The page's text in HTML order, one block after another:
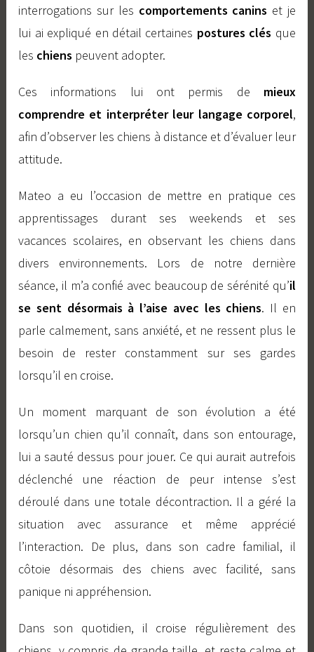
interrogations sur les comportements canins et je
lui ai expliqué en détail certaines postures clés que
les chiens peuvent adopter.
Ces informations lui ont permis de mieux
comprendre et interpréter leur langage corporel,
afin d’observer les chiens à distance et d’évaluer leur
attitude.
Mateo a eu l’occasion de mettre en pratique ces
apprentissages durant ses weekends et ses
vacances scolaires, en observant les chiens dans
divers environnements. Lors de notre dernière
séance, il m’a confié avec beaucoup de sérénité qu’il
se sent désormais à l’aise avec les chiens. Il en
parle calmement, sans anxiété, et ne ressent plus le
besoin de rester constamment sur ses gardes
lorsqu’il en croise.
Un moment marquant de son évolution a été
lorsqu’un chien qu’il connaît, dans son entourage,
lui a sauté dessus pour jouer. Ce qui aurait autrefois
déclenché une réaction de peur intense s’est
déroulé dans une totale décontraction. Il a géré la
situation avec assurance et même apprécié
l’interaction. De plus, dans son cadre familial, il
côtoie désormais des chiens avec facilité, sans
panique ni appréhension.
Dans son quotidien, il croise régulièrement des